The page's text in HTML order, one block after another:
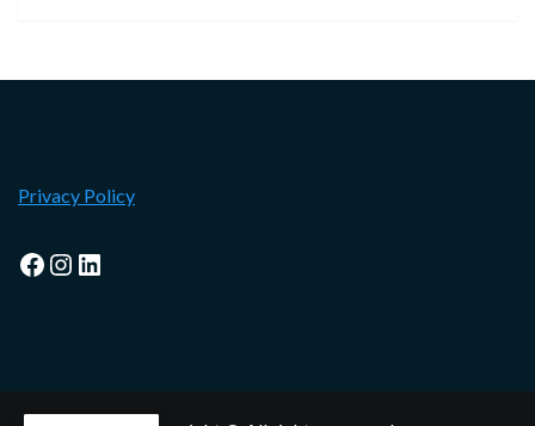
Privacy Policy
Facebook
Instagram
LinkedIn